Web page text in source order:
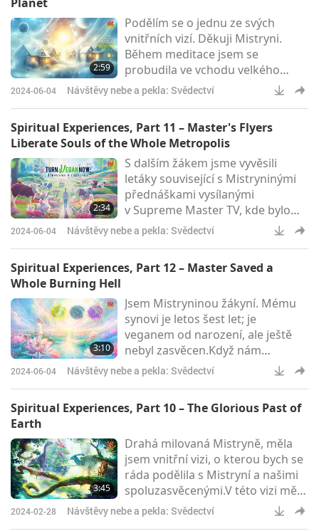
charakter a styl prezidenta
Trumpa jsou velmi svérázné, a já
se o americkou politiku příliš
nezajímala. Proč tedy přišel do
mé vnitřní s
Planet
2:59
Podělím se o jednu ze svých
vnitřních vizí. Děkuji Mistryni.
Během meditace jsem se
probudila ve vchodu velkého
domu s mnoha sluncem
ozářenými místnostmi. Okamžitě
zemi na jiné fyzické planetě.
Všechno bylo pevné jako tady, ale
čistší a krásnější. A ke všem
dveřím celého města byl jen jeden
klíč. Klíč byl docela zábavná věc.
Téměř ho nepoužívali, protože ho
vlast
2024-06-04 Návštěvy nebe a pekla: Svědectví
Spiritual Experiences, Part 11 – Master's Flyers
Liberate Souls of the Whole Metropolis
2:34
S dalším žákem jsme vyvěsili
letáky související s Mistryninými
přednáškami vysílanými
v Supreme Master TV, kde bylo
vyvěšování letáků povoleno. Také
jsme téměř každý týden po dobu
veřejných místech v Paříži knihy
snech jsem viděla, že každé místo,
kde byly vyvěšeny letáky,
přitahovalo duše obyvatel města.
A ty se na to zvlášt
2024-06-04 Návštěvy nebe a pekla: Svědectví
Spiritual Experiences, Part 12 – Master Saved a
Whole Burning Hell
3:10
Jsem Mistryninou žákyní. Mému
synovi je letos šest let; je
veganem od narození, ale ještě
nebyl zasvěcen.Když nám
Mistryně řekla, že pro záchranu
světa musí Mistryně dočasně
později měl můj syn vnitřní vizi,
dne, když jsem meditoval, jsem
viděl, že stojím na lotosovém
květu, který mě odnesl na místo,
kde byly tři díry
2024-06-04 Návštěvy nebe a pekla: Svědectví
Spiritual Experiences, Part 10 – The Glorious Past of
Earth
3:45
Drahá milovaná Mistryně, měla
jsem vnitřní vizi, o kterou bych se
ráda podělila s Mistryní a našimi
spoluzasvěcenými.V této vizi mě
Mistryně zavedla do slavné
minulosti naší Země před
2024-02-28 Návštěvy nebe a pekla: Svědectví